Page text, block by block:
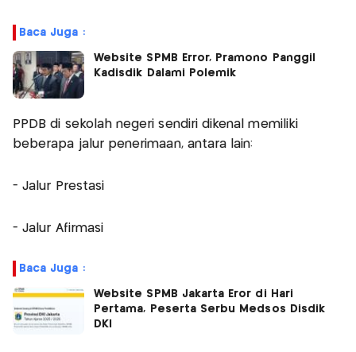
Baca Juga :
Website SPMB Error, Pramono Panggil
Kadisdik Dalami Polemik
PPDB di sekolah negeri sendiri dikenal memiliki
beberapa jalur penerimaan, antara lain:
- Jalur Prestasi
- Jalur Afirmasi
Baca Juga :
Website SPMB Jakarta Eror di Hari
Pertama, Peserta Serbu Medsos Disdik
DKI